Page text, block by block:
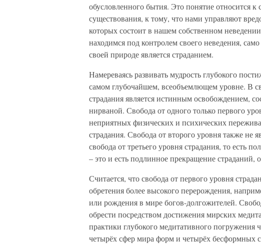
обусловленного бытия. Это понятие относится
существования, к тому, что нами управляют
которых состоит в нашем собственном
находимся под контролем своего неведения,
своей природе является страданием.
Намереваясь развивать мудрость глубокого
самом глубочайшем, всеобъемлющем уровне. В
страдания является истинным освобождением,
нирваной. Свобода от одного только первого
неприятных физических и психических
страдания. Свобода от второго уровня также
свобода от третьего уровня страдания, то есть
– это и есть подлинное прекращение страданий,
Считается, что свобода от первого уровня
обретения более высокого перерождения,
или рождения в мире богов-долгожителей.
обрести посредством достижения мирских
практики глубокого медитативного погружения
четырёх сфер мира форм и четырёх бесформных